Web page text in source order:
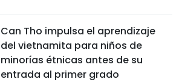
Can Tho impulsa el aprendizaje
del vietnamita para niños de
minorías étnicas antes de su
entrada al primer grado